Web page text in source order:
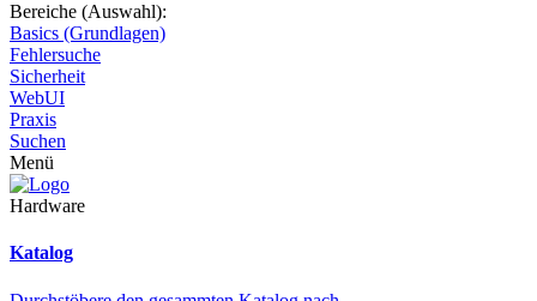
Bereiche (Auswahl):
Basics (Grundlagen)
Fehlersuche
Sicherheit
WebUI
Praxis
Suchen
Menü
Hardware
Katalog